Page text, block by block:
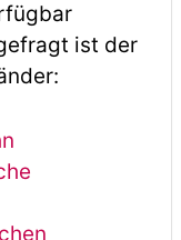
ist der